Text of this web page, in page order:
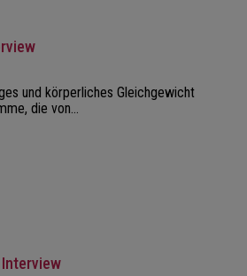
und körperliches Gleichgewicht
die von…